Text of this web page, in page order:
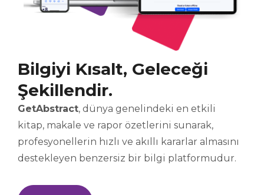
Bilgiyi Kısalt, Geleceği
Şekillendir.
GetAbstract, dünya genelindeki en etkili
kitap, makale ve rapor özetlerini sunarak,
profesyonellerin hızlı ve akıllı kararlar almasını
destekleyen benzersiz bir bilgi platformudur.